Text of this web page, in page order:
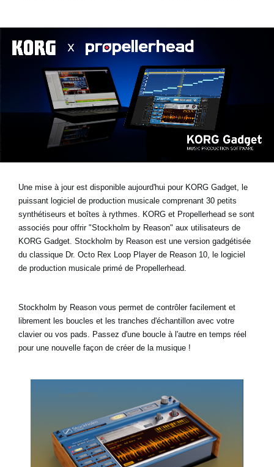
Une mise à jour est disponible aujourd'hui pour KORG Gadget, le
puissant logiciel de production musicale comprenant 30 petits
synthétiseurs et boîtes à rythmes. KORG et Propellerhead se sont
associés pour offrir "Stockholm by Reason" aux utilisateurs de
KORG Gadget. Stockholm by Reason est une version gadgétisée
du classique Dr. Octo Rex Loop Player de Reason 10, le logiciel
de production musicale primé de Propellerhead.
Stockholm by Reason vous permet de contrôler facilement et
librement les boucles et les tranches d'échantillon avec votre
clavier ou vos pads. Passez d'une boucle à l'autre en temps réel
pour une nouvelle façon de créer de la musique !